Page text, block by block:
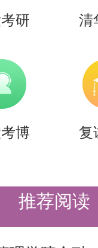
长多样本
求短期冲刺
高效执行
研 清
博 复
推荐阅读